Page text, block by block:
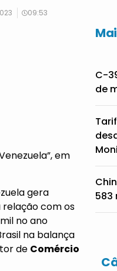
09:53
em
gera
com os
no ano
na balança
de Comércio
C-
de
583